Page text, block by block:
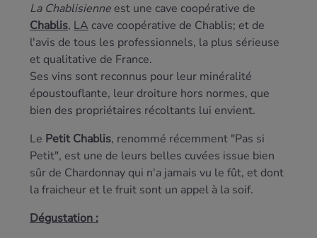
La Chablisienne est une cave coopérative de
Chablis, LA cave coopérative de Chablis; et de
l'avis de tous les professionnels, la plus sérieuse
et qualitative de France.
Ses vins sont reconnus pour leur minéralité
époustouflante, leur droiture hors normes, que
bien des propriétaires récoltants lui envient.
Le Petit Chablis, renommé récemment "Pas si
Petit", est une de leurs belles cuvées issue bien
sûr de Chardonnay qui n'a jamais vu le fût, et dont
la fraicheur et le fruit sont un appel à la soif.
Dégustation :